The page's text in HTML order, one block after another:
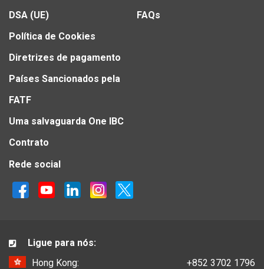
DSA (UE)
Política de Cookies
Diretrizes de pagamento
Países Sancionados pela
FATF
Uma salvaguarda One IBC
Contrato
FAQs
Rede social
Ligue para nós:
Hong Kong:
+852 3702 1796